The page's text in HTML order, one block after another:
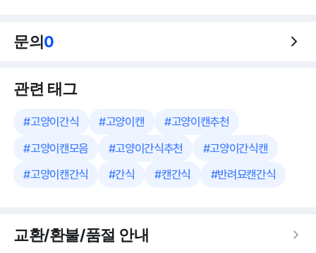
문의0
관련 태그
#고양이간식 #고양이캔 #고양이캔추천
#고양이캔모음 #고양이간식추천 #고양이간식캔
#고양이캔간식 #간식 #캔간식 #반려묘캔간식
교환/환불/품절 안내